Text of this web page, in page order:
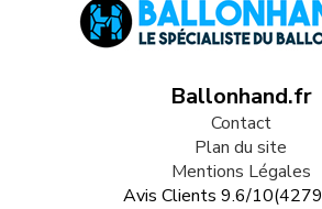
Ballonhand.fr
Contact
Plan du site
Mentions Légales
Avis Clients 9.6/10(4279